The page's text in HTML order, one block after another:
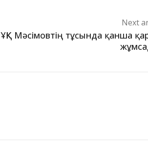
Next
ҰҚК Мәсімовтің тұсында қанша